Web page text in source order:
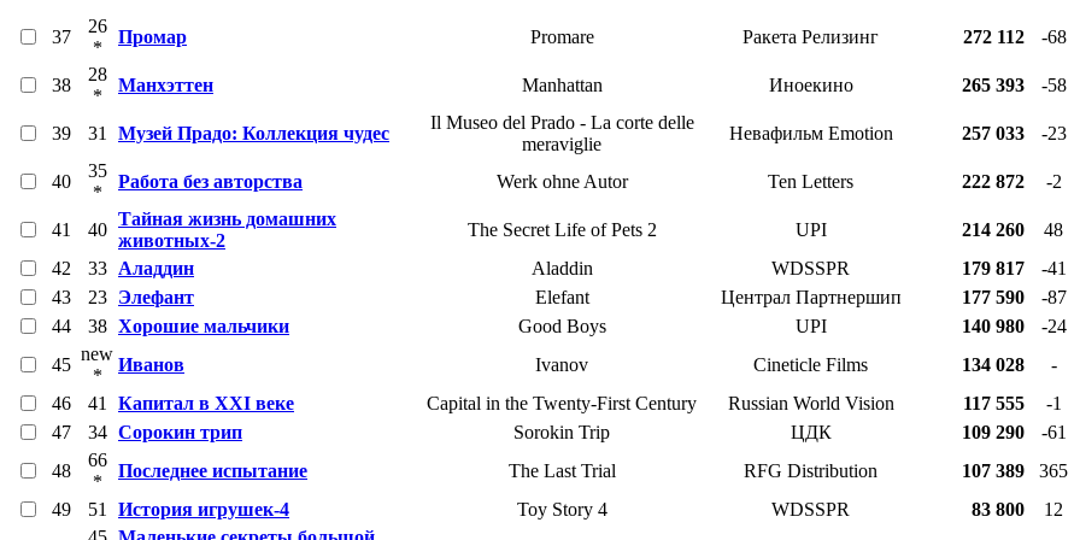
37
26
*
Промар Promare Ракета Релизинг 272 112 -68
38
28
*
Манхэттен Manhattan Иноекино 265 393 -58
39 31 Музей Прадо: Коллекция чудес
Il Museo del Prado - La corte delle
meraviglie
Невафильм Emotion 257 033 -23
40
35
*
Работа без авторства Werk ohne Autor Ten Letters 222 872 -2
41 40
Тайная жизнь домашних
животных-2
The Secret Life of Pets 2 UPI 214 260
48
42
33 Аладдин Aladdin WDSSPR 179 817
-41
43
23 Элефант Elefant Централ Партнершип 177 590
-87
44
38 Хорошие мальчики Good Boys UPI 140 980
-24
45
new
*
Иванов Ivanov Cineticle Films 134 028
-
46
41 Капитал в XXI веке Capital in the Twenty-First Century Russian World Vision 117 555
-1
47
34 Сорокин трип Sorokin Trip ЦДК 109 290
-61
48
66
*
Последнее испытание The Last Trial RFG Distribution 107 389
365
49
51 История игрушек-4 Toy Story 4 WDSSPR 83 800
12